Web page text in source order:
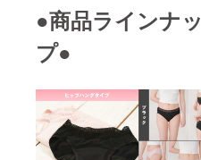
●商品ラインナッ
プ●